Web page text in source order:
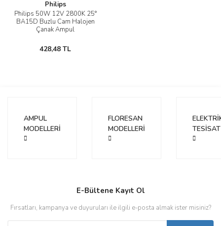
Philips
Philips 50W 12V 2800K 25°
BA15D Buzlu Cam Halojen
Çanak Ampul
428,48 TL
AMPUL
MODELLERİ
FLORESAN
MODELLERİ
TESİSAT
E-Bültene Kayıt Ol
Fırsatları, kampanya ve duyuruları ile ilgili e-posta almak ister misiniz?